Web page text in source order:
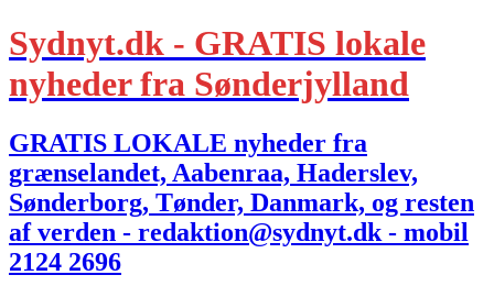
Sydnyt.dk - GRATIS lokale
nyheder fra Sønderjylland
GRATIS LOKALE nyheder fra
grænselandet, Aabenraa, Haderslev,
Sønderborg, Tønder, Danmark, og resten
af verden - redaktion@sydnyt.dk - mobil
2124 2696